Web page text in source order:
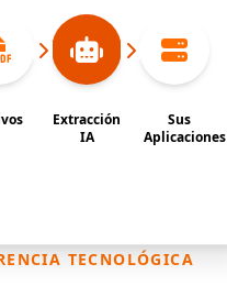
Extracción
IA
Sus
Aplicaciones
TECNOLÓGICA